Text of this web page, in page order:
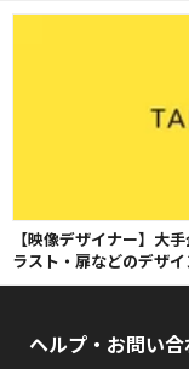
【映像デザイナー】大
ラスト・扉などのデザイ
ヘルプ・お問い合